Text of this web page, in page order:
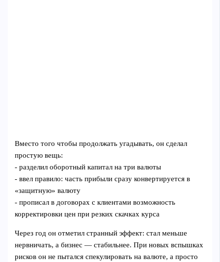
Вместо того чтобы продолжать угадывать, он сделал
простую вещь:
- разделил оборотный капитал на три валюты
- ввел правило: часть прибыли сразу конвертируется в
«защитную» валюту
- прописал в договорах с клиентами возможность
корректировки цен при резких скачках курса
Через год он отметил странный эффект: стал меньше
нервничать, а бизнес — стабильнее. При новых вспышках
рисков он не пытался спекулировать на валюте, а просто